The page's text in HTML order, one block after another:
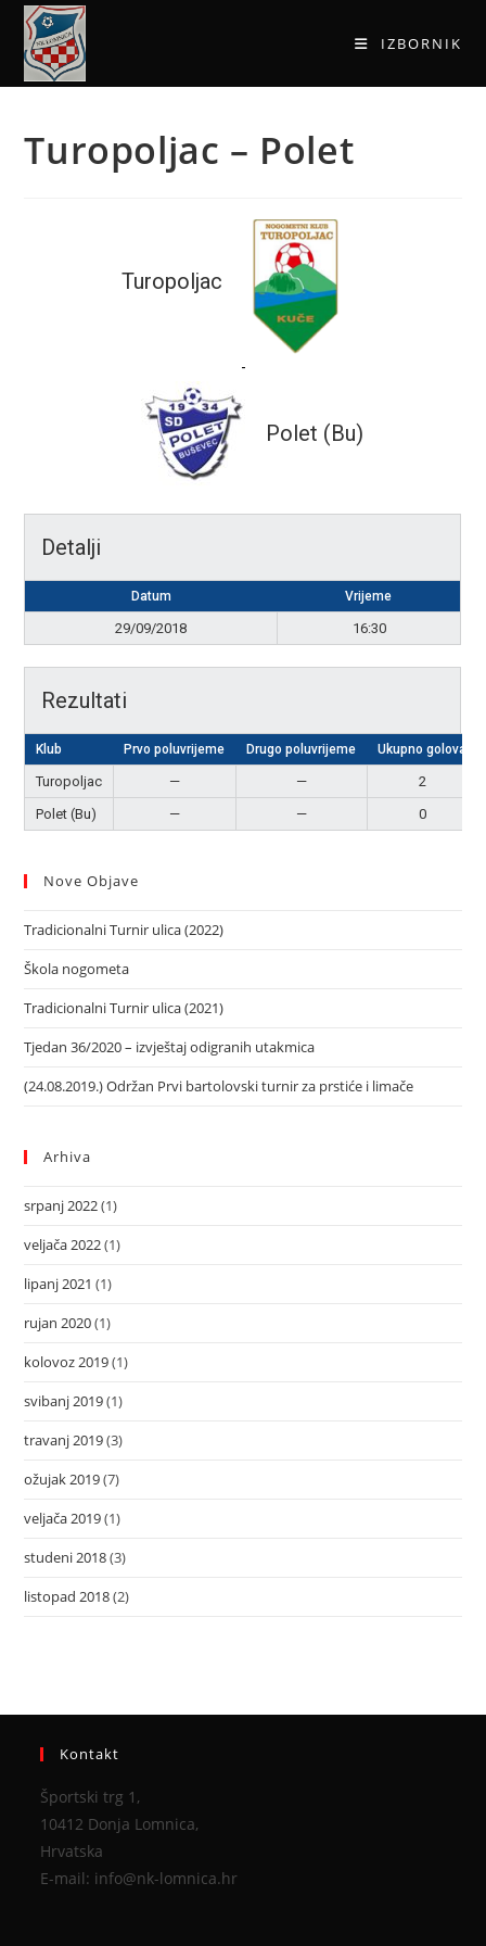
IZBORNIK
Turopoljac – Polet
Turopoljac
-
Polet (Bu)
Detalji
Datum Vrijeme
29/09/2018 16:30
Rezultati
Klub Prvo poluvrijeme Drugo poluvrijeme Ukupno golova
Turopoljac — —
2
Polet (Bu)
— — 0
Nove Objave
Tradicionalni Turnir ulica (2022)
Škola nogometa
Tradicionalni Turnir ulica (2021)
Tjedan 36/2020 – izvještaj odigranih utakmica
(24.08.2019.) Održan Prvi bartolovski turnir za prstiće i limače
Arhiva
srpanj 2022(1)
veljača 2022(1)
lipanj 2021 (1)
rujan 2020(1)
kolovoz 2019(1)
svibanj 2019(1)
travanj 2019(3)
ožujak 2019(7)
veljača 2019(1)
studeni 2018(3)
listopad 2018(2)
Kontakt
Športski trg 1,
10412 Donja Lomnica,
Hrvatska
E-mail: info@nk-lomnica.hr